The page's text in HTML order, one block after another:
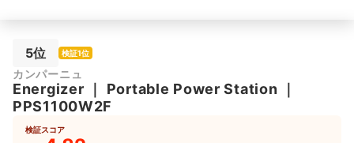
5位 検証1位
カンパーニュ
Energizer ｜ Portable Power Station ｜
PPS1100W2F
検証スコア